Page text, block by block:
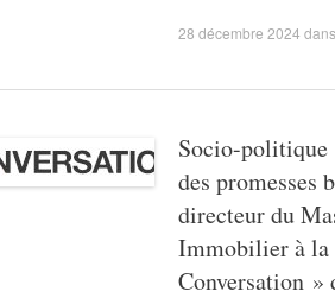
28 décembre 2024 dans
Socio-politique
des promesses
directeur du
Immobilier à la
Conversation »